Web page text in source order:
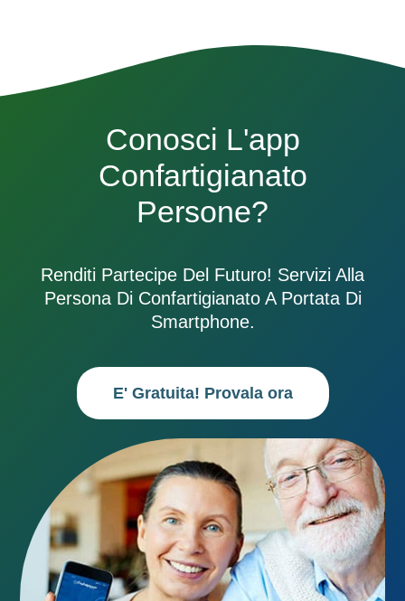
Conosci L'app
Confartigianato
Persone?
Renditi Partecipe Del Futuro! Servizi Alla
Persona Di Confartigianato A Portata Di
Smartphone.
E' Gratuita! Provala ora